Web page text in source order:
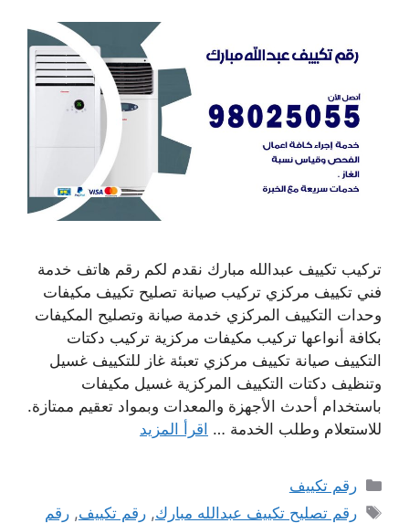
تركيب تكييف عبدالله مبارك نقدم لكم رقم هاتف خدمة
فني تكييف مركزي تركيب صيانة تصليح تكييف مكيفات
وحدات التكييف المركزي خدمة صيانة وتصليح المكيفات
بكافة أنواعها تركيب مكيفات مركزية تركيب دكتات
التكييف صيانة تكييف مركزي تعبئة غاز للتكييف غسيل
وتنظيف دكتات التكييف المركزية غسيل مكيفات
باستخدام أحدث الأجهزة والمعدات وبمواد تعقيم ممتازة.
للاستعلام وطلب الخدمة … اقرأ المزيد
التصنيفات
رقم تكييف
الوسوم
رقم تصليح تكييف عبدالله مبارك,رقم تكييف,رقم